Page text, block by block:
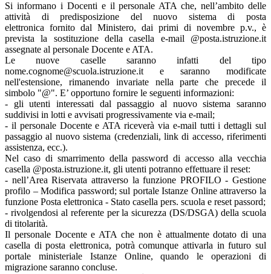
Si informano i Docenti e il personale ATA che, nell’ambito delle
attività di predisposizione del nuovo sistema di posta
elettronica fornito dal Ministero, dai primi di novembre p.v., è
prevista la sostituzione della casella e-mail @posta.istruzione.it
assegnate al personale Docente e ATA.
Le nuove caselle saranno infatti del tipo
nome.cognome@scuola.istruzione.it e saranno modificate
nell'estensione, rimanendo invariate nella parte che precede il
simbolo "@". E’ opportuno fornire le seguenti informazioni:
- gli utenti interessati dal passaggio al nuovo sistema saranno
suddivisi in lotti e avvisati progressivamente via e-mail;
- il personale Docente e ATA riceverà via e-mail tutti i dettagli sul
passaggio al nuovo sistema (credenziali, link di accesso, riferimenti
assistenza, ecc.).
Nel caso di smarrimento della password di accesso alla vecchia
casella @posta.istruzione.it, gli utenti potranno effettuare il reset:
- nell’Area Riservata attraverso la funzione PROFILO - Gestione
profilo – Modifica password; sul portale Istanze Online attraverso la
funzione Posta elettronica - Stato casella pers. scuola e reset passord;
- rivolgendosi al referente per la sicurezza (DS/DSGA) della scuola
di titolarità.
Il personale Docente e ATA che non è attualmente dotato di una
casella di posta elettronica, potrà comunque attivarla in futuro sul
portale ministeriale Istanze Online, quando le operazioni di
migrazione saranno concluse.